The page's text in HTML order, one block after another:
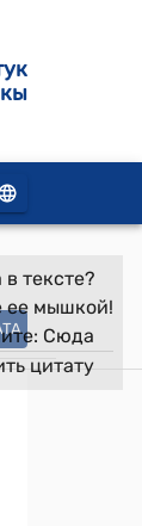
тексте?
ее мышкой!
Сюда
цитату